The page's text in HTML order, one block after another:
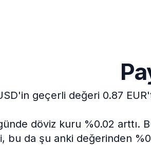
geçerli değeri 0.87
döviz kuru %0.02 arttı.
bu da şu anki değerinden